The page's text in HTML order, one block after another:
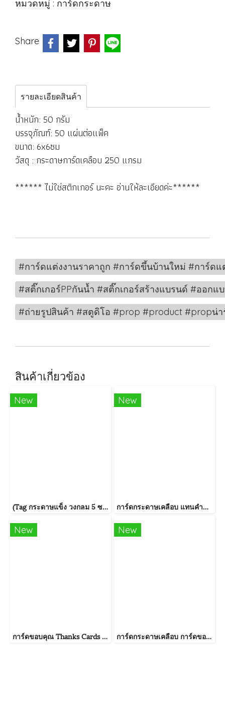
หมวดหมู่ : การ์ดกระดาษ
Share
รายละเอียดสินค้า
น้ำหนัก: 50 กรัม
บรรจุภัณฑ์: 50 แผ่นต่อแพ็ค
ขนาด: 6x6ซม
วัสดุ : กระดาษการ์ดเคลือบ 250 แกรม
****** ไม่ใช่สติกเกอร์ นะคะ อ่านให้ละเอียดค่ะ******
#การ์ดแต่งงานราคาถูก #การ์ดขึ้นบ้านใหม่ #การ์ด
#สติ๊กเกอร์PPกันน้ำ #สติ๊กเกอร์สร้างแบรนด์ #ออก
#ถ่ายรูปสินค้า #สตูดิโอ #prop #product #propน่
สินค้าเกี่ยวข้อง
New
(Tag กระดาษแข็ง วงกลม 5 ซม.) ป้ายแท็กลายดอกเดซี่ หน้ายิ้ม แฮปปี้เบิร์ดเดย์ สำหรับติดของขวัญ การ์ดอวยพร
New
การ์ดกระดาษเคลือบ แทนคำขอบคุณ Thank You Card ขนาด6*6 ซม. 50 แผ่น/แพค (ไม่ใช่สติกเกอร์)
New
การ์ดขอบคุณ Thanks Cards (แพค 30 แผ่น) พิมพ์กันน้ำ 280gram
New
การ์ดกระดาษเคลือบ การ์ดของขวัญการ์ด ตกแต่งบรรจุภัณฑ์